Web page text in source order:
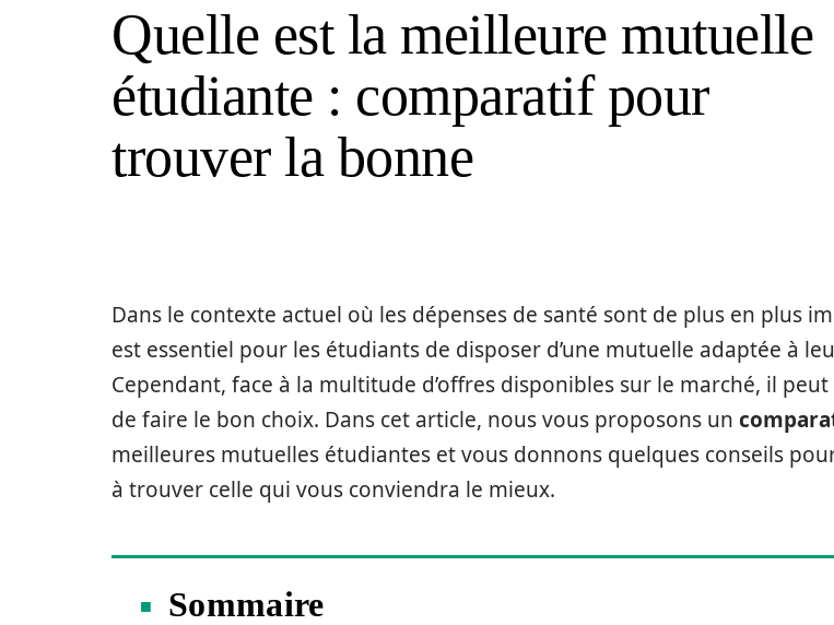
Quelle est la meilleure mutuelle
étudiante : comparatif pour
trouver la bonne
Dans le contexte actuel où les dépenses de santé sont de plus en plus
est essentiel pour les étudiants de disposer d’une mutuelle adaptée à
Cependant, face à la multitude d’offres disponibles sur le marché, il
de faire le bon choix. Dans cet article, nous vous proposons un
meilleures mutuelles étudiantes et vous donnons quelques conseils
à trouver celle qui vous conviendra le mieux.
Sommaire